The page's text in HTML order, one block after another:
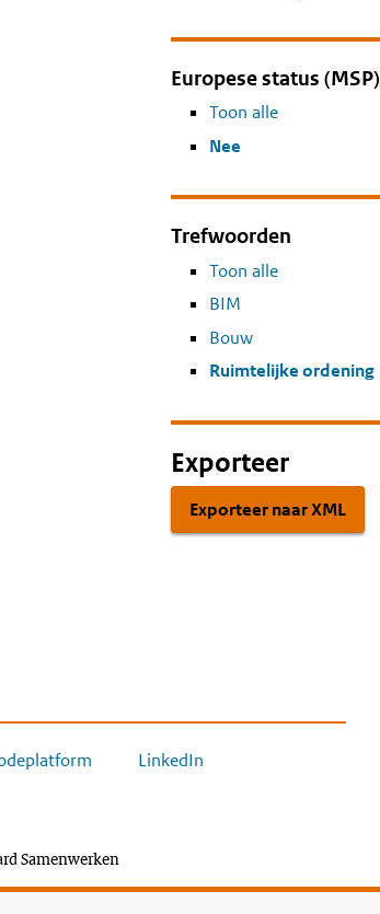
Europese status (MSP)
Toon alle
Nee
Trefwoorden
Toon alle
BIM
Bouw
Ruimtelijke ordening
Exporteer
Exporteer naar XML
LinkedIn
Samenwerken